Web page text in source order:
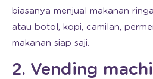
biasanya menjual makanan
atau botol, kopi, camilan,
makanan siap saji.
2. Vending